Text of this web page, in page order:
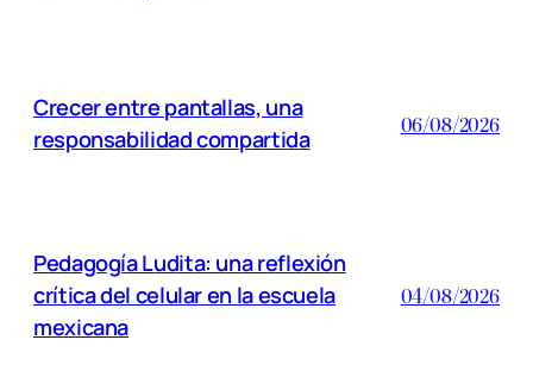
Crecer entre pantallas, una
responsabilidad compartida
06/08/2026
Pedagogía Ludita: una reflexión
crítica del celular en la escuela
mexicana
04/08/2026